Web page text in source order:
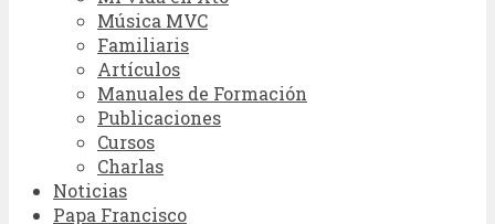
Música MVC
Familiaris
Artículos
Manuales de Formación
Publicaciones
Cursos
Charlas
Noticias
Papa Francisco